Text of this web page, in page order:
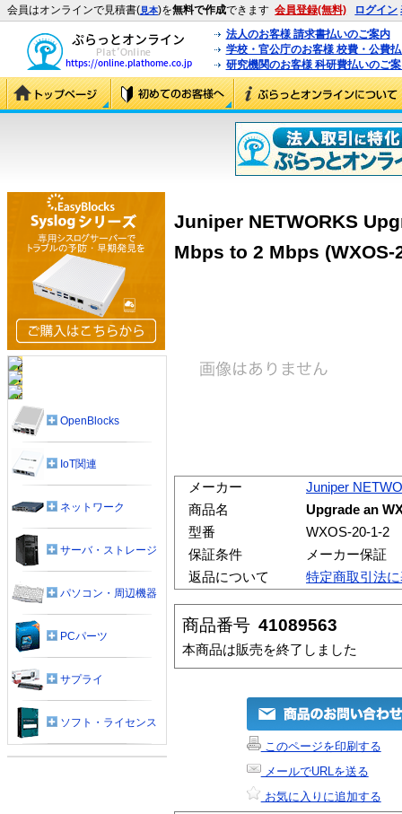
会員はオンラインで見積書(見本)を無料で作成できます 会員登録(無料) ログイン
法人のお客様 請求書払いのご案内
学校・官公庁のお客様 校費・公費
研究機関のお客様 科研費払いのご
Juniper NETWORKS
Mbps to 2 Mbps (WXOS-
メーカー
Juniper
商品名
Upgrade an
型番
WXOS-20-1-2
保証条件
メーカー保証
返品について
特定商取引法
商品番号 41089563
本商品は販売を終了しました
このページを印刷する
メールでURLを送る
お気に入りに追加する
OpenBlocks
IoT関連
ネットワーク
サーバ・ストレージ
パソコン・周辺機器
PCパーツ
サプライ
ソフト・ライセンス